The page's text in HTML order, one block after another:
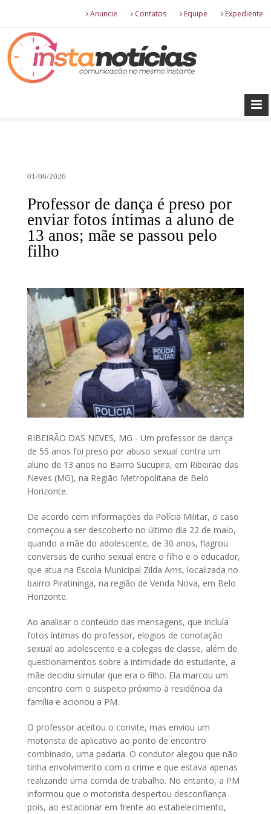
Anuncie Contatos Equipe Expediente
01/06/2026
Professor de dança é preso por
enviar fotos íntimas a aluno de
13 anos; mãe se passou pelo
filho
RIBEIRÃO DAS NEVES, MG - Um professor de dança
de 55 anos foi preso por abuso sexual contra um
aluno de 13 anos no Bairro Sucupira, em Ribeirão das
Neves (MG), na Região Metropolitana de Belo
Horizonte.
De acordo com informações da Polícia Militar, o caso
começou a ser descoberto no último dia 22 de maio,
quando a mãe do adolescente, de 30 anos, flagrou
conversas de cunho sexual entre o filho e o educador,
que atua na Escola Municipal Zilda Arns, localizada no
bairro Piratininga, na região de Venda Nova, em Belo
Horizonte.
Ao analisar o conteúdo das mensagens, que incluía
fotos íntimas do professor, elogios de conotação
sexual ao adolescente e a colegas de classe, além de
questionamentos sobre a intimidade do estudante, a
mãe decidiu simular que era o filho. Ela marcou um
encontro com o suspeito próximo à residência da
família e acionou a PM.
O professor aceitou o convite, mas enviou um
motorista de aplicativo ao ponto de encontro
combinado, uma padaria. O condutor alegou que não
tinha envolvimento com o crime e que estava apenas
realizando uma corrida de trabalho. No entanto, a PM
informou que o motorista despertou desconfiança
pois, ao estacionar em frente ao estabelecimento,